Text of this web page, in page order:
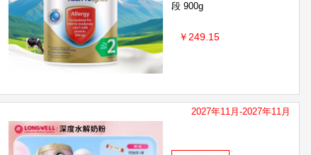
段 900g
￥249.15
2027年11月-2027年11月